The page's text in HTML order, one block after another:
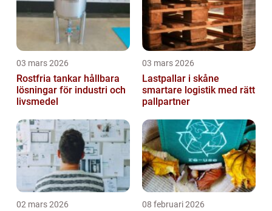
03 mars 2026
Rostfria tankar hållbara
lösningar för industri och
livsmedel
03 mars 2026
Lastpallar i skåne
smartare logistik med rätt
pallpartner
02 mars 2026 08 februari 2026